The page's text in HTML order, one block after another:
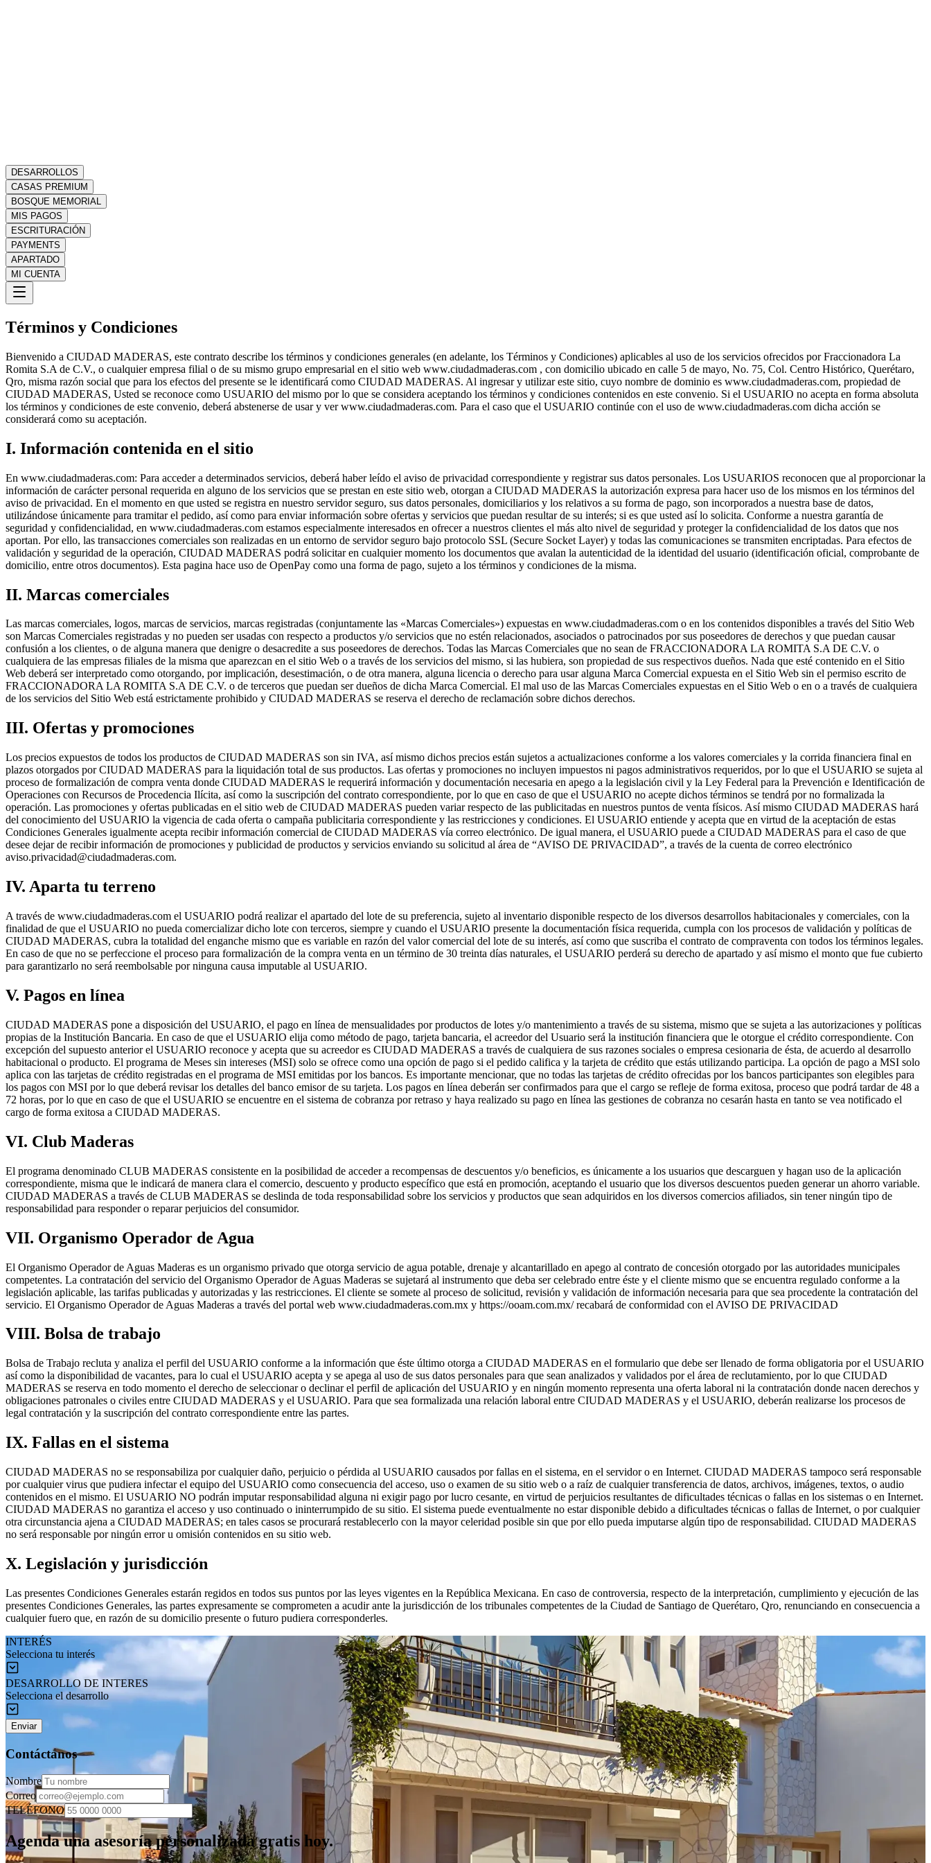
DESARROLLOS
CASAS PREMIUM
BOSQUE MEMORIAL
MIS PAGOS
ESCRITURACIÓN
PAYMENTS
APARTADO
MI CUENTA
Términos y Condiciones
Bienvenido a CIUDAD MADERAS, este contrato describe los términos y condiciones generales (en adelante, los Términos y Condiciones) aplicables al uso de los servicios ofrecidos por Fraccionadora La
Romita S.A de C.V., o cualquier empresa filial o de su mismo grupo empresarial en el sitio web www.ciudadmaderas.com , con domicilio ubicado en calle 5 de mayo, No. 75, Col. Centro Histórico, Querétaro,
Qro, misma razón social que para los efectos del presente se le identificará como CIUDAD MADERAS. Al ingresar y utilizar este sitio, cuyo nombre de dominio es www.ciudadmaderas.com, propiedad de
CIUDAD MADERAS, Usted se reconoce como USUARIO del mismo por lo que se considera aceptando los términos y condiciones contenidos en este convenio. Si el USUARIO no acepta en forma absoluta
los términos y condiciones de este convenio, deberá abstenerse de usar y ver www.ciudadmaderas.com. Para el caso que el USUARIO continúe con el uso de www.ciudadmaderas.com dicha acción se
considerará como su aceptación.
I. Información contenida en el sitio
En www.ciudadmaderas.com: Para acceder a determinados servicios, deberá haber leído el aviso de privacidad correspondiente y registrar sus datos personales. Los USUARIOS reconocen que al proporcionar la
información de carácter personal requerida en alguno de los servicios que se prestan en este sitio web, otorgan a CIUDAD MADERAS la autorización expresa para hacer uso de los mismos en los términos del
aviso de privacidad. En el momento en que usted se registra en nuestro servidor seguro, sus datos personales, domiciliarios y los relativos a su forma de pago, son incorporados a nuestra base de datos,
utilizándose únicamente para tramitar el pedido, así como para enviar información sobre ofertas y servicios que puedan resultar de su interés; si es que usted así lo solicita. Conforme a nuestra garantía de
seguridad y confidencialidad, en www.ciudadmaderas.com estamos especialmente interesados en ofrecer a nuestros clientes el más alto nivel de seguridad y proteger la confidencialidad de los datos que nos
aportan. Por ello, las transacciones comerciales son realizadas en un entorno de servidor seguro bajo protocolo SSL (Secure Socket Layer) y todas las comunicaciones se transmiten encriptadas. Para efectos de
validación y seguridad de la operación, CIUDAD MADERAS podrá solicitar en cualquier momento los documentos que avalan la autenticidad de la identidad del usuario (identificación oficial, comprobante de
domicilio, entre otros documentos). Esta pagina hace uso de OpenPay como una forma de pago, sujeto a los términos y condiciones de la misma.
II. Marcas comerciales
Las marcas comerciales, logos, marcas de servicios, marcas registradas (conjuntamente las «Marcas Comerciales») expuestas en www.ciudadmaderas.com o en los contenidos disponibles a través del Sitio Web
son Marcas Comerciales registradas y no pueden ser usadas con respecto a productos y/o servicios que no estén relacionados, asociados o patrocinados por sus poseedores de derechos y que puedan causar
confusión a los clientes, o de alguna manera que denigre o desacredite a sus poseedores de derechos. Todas las Marcas Comerciales que no sean de FRACCIONADORA LA ROMITA S.A DE C.V. o
cualquiera de las empresas filiales de la misma que aparezcan en el sitio Web o a través de los servicios del mismo, si las hubiera, son propiedad de sus respectivos dueños. Nada que esté contenido en el Sitio
Web deberá ser interpretado como otorgando, por implicación, desestimación, o de otra manera, alguna licencia o derecho para usar alguna Marca Comercial expuesta en el Sitio Web sin el permiso escrito de
FRACCIONADORA LA ROMITA S.A DE C.V. o de terceros que puedan ser dueños de dicha Marca Comercial. El mal uso de las Marcas Comerciales expuestas en el Sitio Web o en o a través de cualquiera
de los servicios del Sitio Web está estrictamente prohibido y CIUDAD MADERAS se reserva el derecho de reclamación sobre dichos derechos.
III. Ofertas y promociones
Los precios expuestos de todos los productos de CIUDAD MADERAS son sin IVA, así mismo dichos precios están sujetos a actualizaciones conforme a los valores comerciales y la corrida financiera final en
plazos otorgados por CIUDAD MADERAS para la liquidación total de sus productos. Las ofertas y promociones no incluyen impuestos ni pagos administrativos requeridos, por lo que el USUARIO se sujeta al
proceso de formalización de compra venta donde CIUDAD MADERAS le requerirá información y documentación necesaria en apego a la legislación civil y la Ley Federal para la Prevención e Identificación de
Operaciones con Recursos de Procedencia Ilícita, así como la suscripción del contrato correspondiente, por lo que en caso de que el USUARIO no acepte dichos términos se tendrá por no formalizada la
operación. Las promociones y ofertas publicadas en el sitio web de CIUDAD MADERAS pueden variar respecto de las publicitadas en nuestros puntos de venta físicos. Así mismo CIUDAD MADERAS hará
del conocimiento del USUARIO la vigencia de cada oferta o campaña publicitaria correspondiente y las restricciones y condiciones. El USUARIO entiende y acepta que en virtud de la aceptación de estas
Condiciones Generales igualmente acepta recibir información comercial de CIUDAD MADERAS vía correo electrónico. De igual manera, el USUARIO puede a CIUDAD MADERAS para el caso de que
desee dejar de recibir información de promociones y publicidad de productos y servicios enviando su solicitud al área de “AVISO DE PRIVACIDAD”, a través de la cuenta de correo electrónico
aviso.privacidad@ciudadmaderas.com.
IV. Aparta tu terreno
A través de www.ciudadmaderas.com el USUARIO podrá realizar el apartado del lote de su preferencia, sujeto al inventario disponible respecto de los diversos desarrollos habitacionales y comerciales, con la
finalidad de que el USUARIO no pueda comercializar dicho lote con terceros, siempre y cuando el USUARIO presente la documentación física requerida, cumpla con los procesos de validación y políticas de
CIUDAD MADERAS, cubra la totalidad del enganche mismo que es variable en razón del valor comercial del lote de su interés, así como que suscriba el contrato de compraventa con todos los términos legales.
En caso de que no se perfeccione el proceso para formalización de la compra venta en un término de 30 treinta días naturales, el USUARIO perderá su derecho de apartado y así mismo el monto que fue cubierto
para garantizarlo no será reembolsable por ninguna causa imputable al USUARIO.
V. Pagos en línea
CIUDAD MADERAS pone a disposición del USUARIO, el pago en línea de mensualidades por productos de lotes y/o mantenimiento a través de su sistema, mismo que se sujeta a las autorizaciones y políticas
propias de la Institución Bancaria. En caso de que el USUARIO elija como método de pago, tarjeta bancaria, el acreedor del Usuario será la institución financiera que le otorgue el crédito correspondiente. Con
excepción del supuesto anterior el USUARIO reconoce y acepta que su acreedor es CIUDAD MADERAS a través de cualquiera de sus razones sociales o empresa cesionaria de ésta, de acuerdo al desarrollo
habitacional o producto. El programa de Meses sin intereses (MSI) solo se ofrece como una opción de pago si el pedido califica y la tarjeta de crédito que estás utilizando participa. La opción de pago a MSI solo
aplica con las tarjetas de crédito registradas en el programa de MSI emitidas por los bancos. Es importante mencionar, que no todas las tarjetas de crédito ofrecidas por los bancos participantes son elegibles para
los pagos con MSI por lo que deberá revisar los detalles del banco emisor de su tarjeta. Los pagos en línea deberán ser confirmados para que el cargo se refleje de forma exitosa, proceso que podrá tardar de 48 a
72 horas, por lo que en caso de que el USUARIO se encuentre en el sistema de cobranza por retraso y haya realizado su pago en línea las gestiones de cobranza no cesarán hasta en tanto se vea notificado el
cargo de forma exitosa a CIUDAD MADERAS.
VI. Club Maderas
El programa denominado CLUB MADERAS consistente en la posibilidad de acceder a recompensas de descuentos y/o beneficios, es únicamente a los usuarios que descarguen y hagan uso de la aplicación
correspondiente, misma que le indicará de manera clara el comercio, descuento y producto específico que está en promoción, aceptando el usuario que los diversos descuentos pueden generar un ahorro variable.
CIUDAD MADERAS a través de CLUB MADERAS se deslinda de toda responsabilidad sobre los servicios y productos que sean adquiridos en los diversos comercios afiliados, sin tener ningún tipo de
responsabilidad para responder o reparar perjuicios del consumidor.
VII. Organismo Operador de Agua
El Organismo Operador de Aguas Maderas es un organismo privado que otorga servicio de agua potable, drenaje y alcantarillado en apego al contrato de concesión otorgado por las autoridades municipales
competentes. La contratación del servicio del Organismo Operador de Aguas Maderas se sujetará al instrumento que deba ser celebrado entre éste y el cliente mismo que se encuentra regulado conforme a la
legislación aplicable, las tarifas publicadas y autorizadas y las restricciones. El cliente se somete al proceso de solicitud, revisión y validación de información necesaria para que sea procedente la contratación del
servicio. El Organismo Operador de Aguas Maderas a través del portal web www.ciudadmaderas.com.mx y https://ooam.com.mx/ recabará de conformidad con el AVISO DE PRIVACIDAD
VIII. Bolsa de trabajo
Bolsa de Trabajo recluta y analiza el perfil del USUARIO conforme a la información que éste último otorga a CIUDAD MADERAS en el formulario que debe ser llenado de forma obligatoria por el USUARIO
así como la disponibilidad de vacantes, para lo cual el USUARIO acepta y se apega al uso de sus datos personales para que sean analizados y validados por el área de reclutamiento, por lo que CIUDAD
MADERAS se reserva en todo momento el derecho de seleccionar o declinar el perfil de aplicación del USUARIO y en ningún momento representa una oferta laboral ni la contratación donde nacen derechos y
obligaciones patronales o civiles entre CIUDAD MADERAS y el USUARIO. Para que sea formalizada una relación laboral entre CIUDAD MADERAS y el USUARIO, deberán realizarse los procesos de
legal contratación y la suscripción del contrato correspondiente entre las partes.
IX. Fallas en el sistema
CIUDAD MADERAS no se responsabiliza por cualquier daño, perjuicio o pérdida al USUARIO causados por fallas en el sistema, en el servidor o en Internet. CIUDAD MADERAS tampoco será responsable
por cualquier virus que pudiera infectar el equipo del USUARIO como consecuencia del acceso, uso o examen de su sitio web o a raíz de cualquier transferencia de datos, archivos, imágenes, textos, o audio
contenidos en el mismo. El USUARIO NO podrán imputar responsabilidad alguna ni exigir pago por lucro cesante, en virtud de perjuicios resultantes de dificultades técnicas o fallas en los sistemas o en Internet.
CIUDAD MADERAS no garantiza el acceso y uso continuado o ininterrumpido de su sitio. El sistema puede eventualmente no estar disponible debido a dificultades técnicas o fallas de Internet, o por cualquier
otra circunstancia ajena a CIUDAD MADERAS; en tales casos se procurará restablecerlo con la mayor celeridad posible sin que por ello pueda imputarse algún tipo de responsabilidad. CIUDAD MADERAS
no será responsable por ningún error u omisión contenidos en su sitio web.
X. Legislación y jurisdicción
Las presentes Condiciones Generales estarán regidos en todos sus puntos por las leyes vigentes en la República Mexicana. En caso de controversia, respecto de la interpretación, cumplimiento y ejecución de las
presentes Condiciones Generales, las partes expresamente se comprometen a acudir ante la jurisdicción de los tribunales competentes de la Ciudad de Santiago de Querétaro, Qro, renunciando en consecuencia a
cualquier fuero que, en razón de su domicilio presente o futuro pudiera corresponderles.
INTERÉS
Selecciona tu interés
DESARROLLO DE INTERES
Selecciona el desarrollo
Enviar
Contáctanos
Nombre
Correo
TELÉFONO
Agenda una asesoría personalizadagratis hoy.